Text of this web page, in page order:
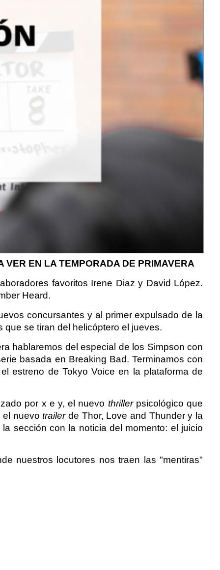
VER EN LA TEMPORADA DE PRIMAVERA
favoritos Irene Diaz y David López.
Heard.
concursantes y al primer expulsado de la
se tiran del helicóptero el jueves.
hablaremos del especial de los Simpson con
basada en Breaking Bad. Terminamos con
estreno de Tokyo Voice en la plataforma de
por x e y, el nuevo thrillerpsicológico que
el nuevotrailerde Thor, Love and Thunder y la
sección con la noticia del momento: el juicio
nuestros locutores nos traen las "mentiras"